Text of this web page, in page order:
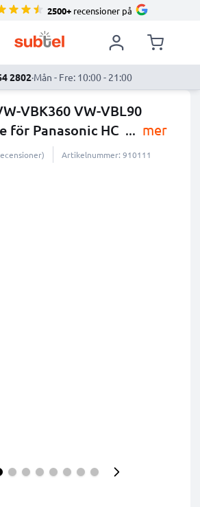
2500+ recensioner på
2802·Mån - Fre: 10:00 - 21:00
VBK360 VW-VBL90
för Panasonic HC ... mer
Artikelnummer: 910111